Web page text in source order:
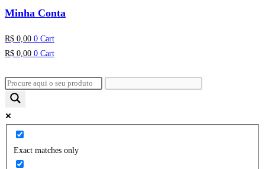
Minha Conta
R$ 0,00 0 Cart
R$ 0,00 0 Cart
Exact matches only